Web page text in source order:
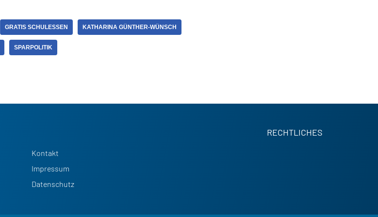
GRATIS SCHULESSEN KATHARINA GÜNTHER-WÜNSCH
SPARPOLITIK
RECHTLICHES
Kontakt
Impressum
Datenschutz